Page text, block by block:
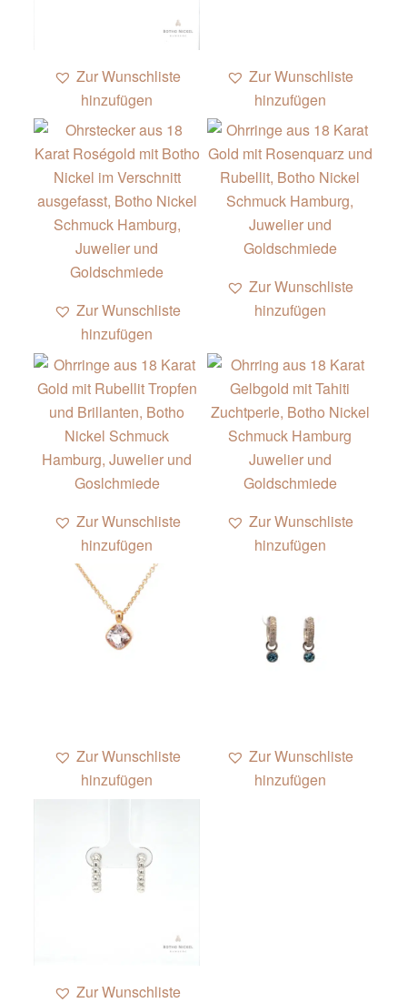
Zur Wunschliste
hinzufügen
Zur Wunschliste
hinzufügen
Zur Wunschliste
hinzufügen
Zur Wunschliste
hinzufügen
Zur Wunschliste
hinzufügen
Zur Wunschliste
hinzufügen
Zur Wunschliste
hinzufügen
Zur Wunschliste
hinzufügen
Zur Wunschliste